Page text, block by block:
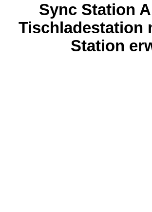
Sync Station
Tischladestation
Station